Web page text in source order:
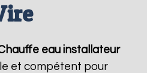
eau installateur
et compétent pour